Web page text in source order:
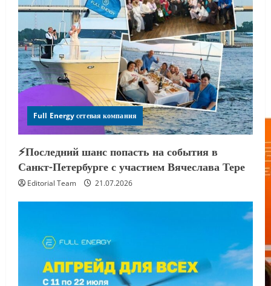
Full Energy сетевая компания
⚡️Последний шанс попасть на события в
Санкт-Петербурге с участием Вячеслава Тере
Editorial Team 21.07.2026